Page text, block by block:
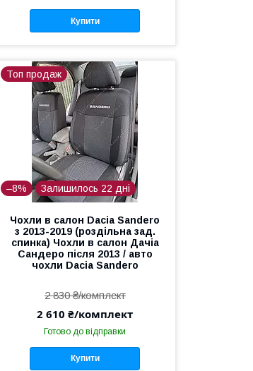
Купити
Топ продаж
–8% Залишилось 22 дні
Чохли в салон Dacia Sandero
з 2013-2019 (роздільна зад.
спинка) Чохли в салон Дачіа
Сандеро після 2013 / авто
чохли Dacia Sandero
2 830 ₴/комплект
2 610 ₴/комплект
Готово до відправки
Купити